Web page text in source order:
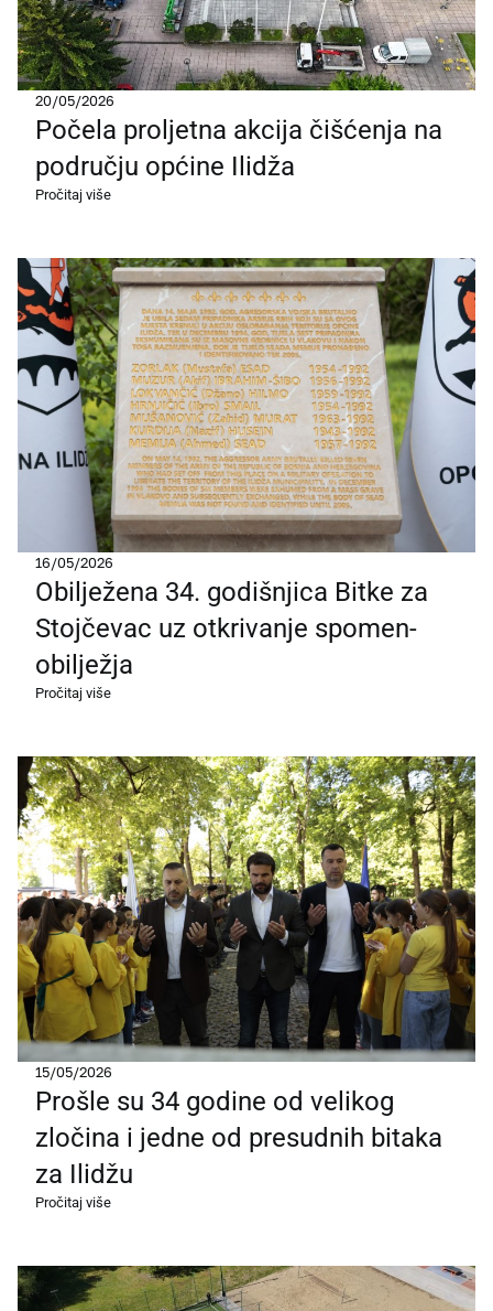
20/05/2026
Počela proljetna akcija čišćenja na
području općine Ilidža
Pročitaj više
16/05/2026
Obilježena 34. godišnjica Bitke za
Stojčevac uz otkrivanje spomen-
obilježja
Pročitaj više
15/05/2026
Prošle su 34 godine od velikog
zločina i jedne od presudnih bitaka
za Ilidžu
Pročitaj više